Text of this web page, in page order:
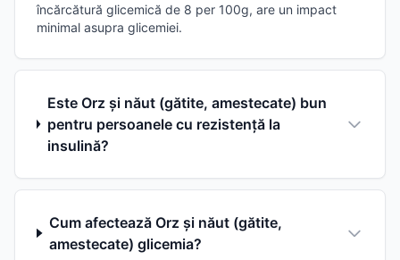
încărcătură glicemică de 8 per 100g, are un impact
minimal asupra glicemiei.
Este Orz și năut (gătite, amestecate) bun
pentru persoanele cu rezistență la
insulină?
Cum afectează Orz și năut (gătite,
amestecate) glicemia?